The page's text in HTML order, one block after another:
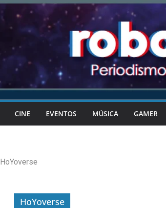
CINE EVENTOS MÚSICA GAMER
HoYoverse
HoYoverse